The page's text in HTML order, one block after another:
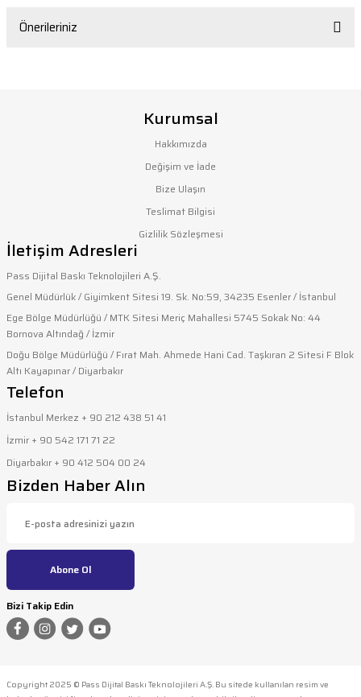
Önerileriniz
konularda yetersiz gördüğünüz noktaları öneri formunu
kullanarak tarafımıza iletebilirsiniz.
Görüş ve önerileriniz için teşekkür ederiz.
Ürün resmi kalitesiz, bozuk veya görüntülenemiyor.
Ürün açıklamasında eksik bilgiler bulunuyor.
Ürün bilgilerinde hatalar bulunuyor.
Ürün fiyatı diğer sitelerden daha pahalı.
Bu ürüne benzer farklı alternatifler olmalı.
Kurumsal
Hakkımızda
Değişim ve İade
Bize Ulaşın
Teslimat Bilgisi
Gizlilik Sözleşmesi
İletişim Adresleri
Pass Dijital Baskı Teknolojileri A.Ş.
Genel Müdürlük / Giyimkent Sitesi 19. Sk. No:59, 34235 Esenler / İstanbul
Ege Bölge Müdürlüğü / MTK Sitesi Meriç Mahallesi 5745 Sokak No: 44
Bornova Altındağ / İzmir
Doğu Bölge Müdürlüğü / Fırat Mah. Ahmede Hani Cad. Taşkıran 2 Sitesi F Blok
Altı Kayapınar / Diyarbakır
Telefon
İstanbul Merkez + 90 212 438 51 41
İzmir + 90 542 171 71 22
Diyarbakır + 90 412 504 00 24
Bizden Haber Alın
Abone Ol
Bizi Takip Edin
Copyright 2025 © Pass Dijital Baskı Teknolojileri A.Ş. Bu sitede kullanılan resim ve